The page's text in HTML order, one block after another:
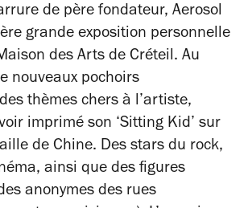
de père fondateur, Aerosol
grande exposition personnelle
des Arts de Créteil. Au
nouveaux pochoirs
thèmes chers à l’artiste,
imprimé son ‘Sitting Kid’ sur
de Chine. Des stars du rock,
ainsi que des figures
anonymes des rues